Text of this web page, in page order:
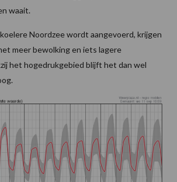
waait.
Noordzee wordt aangevoerd, krijgen
meer bewolking en iets lagere
het hogedrukgebied blijft het dan wel